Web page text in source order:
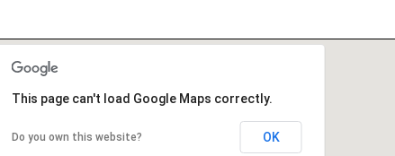
This page can't load Google Maps correctly.
Do you own this website? OK